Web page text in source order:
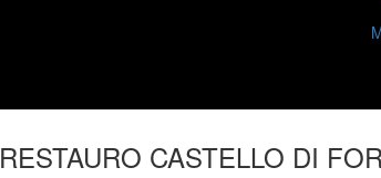
RESTAURO CASTELLO DI